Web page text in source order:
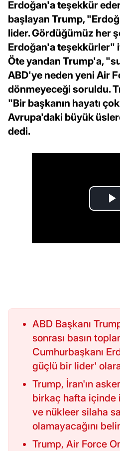
Erdoğan'a teşekkür
başlayan Trump,
lider. Gördüğümüz her
Erdoğan'a teşekkürler"
Öte yandan Trump'a,
ABD'ye neden yeni Air
dönmeyeceği soruldu.
"Bir başkanın hayatı
Avrupa'daki büyük
dedi.
ABD Başkanı
sonrası basın
Cumhurbaşkanı
güçlü bir lider'
Trump, İran'ın
birkaç hafta içinde
ve nükleer silaha
olamayacağını
Trump, Air Force